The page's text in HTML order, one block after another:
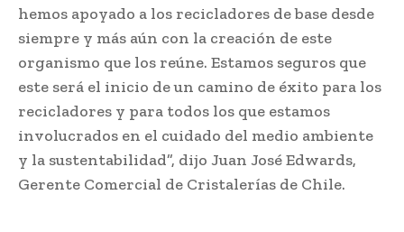
hemos apoyado a los recicladores de base desde
siempre y más aún con la creación de este
organismo que los reúne. Estamos seguros que
este será el inicio de un camino de éxito para los
recicladores y para todos los que estamos
involucrados en el cuidado del medio ambiente
y la sustentabilidad”, dijo Juan José Edwards,
Gerente Comercial de Cristalerías de Chile.